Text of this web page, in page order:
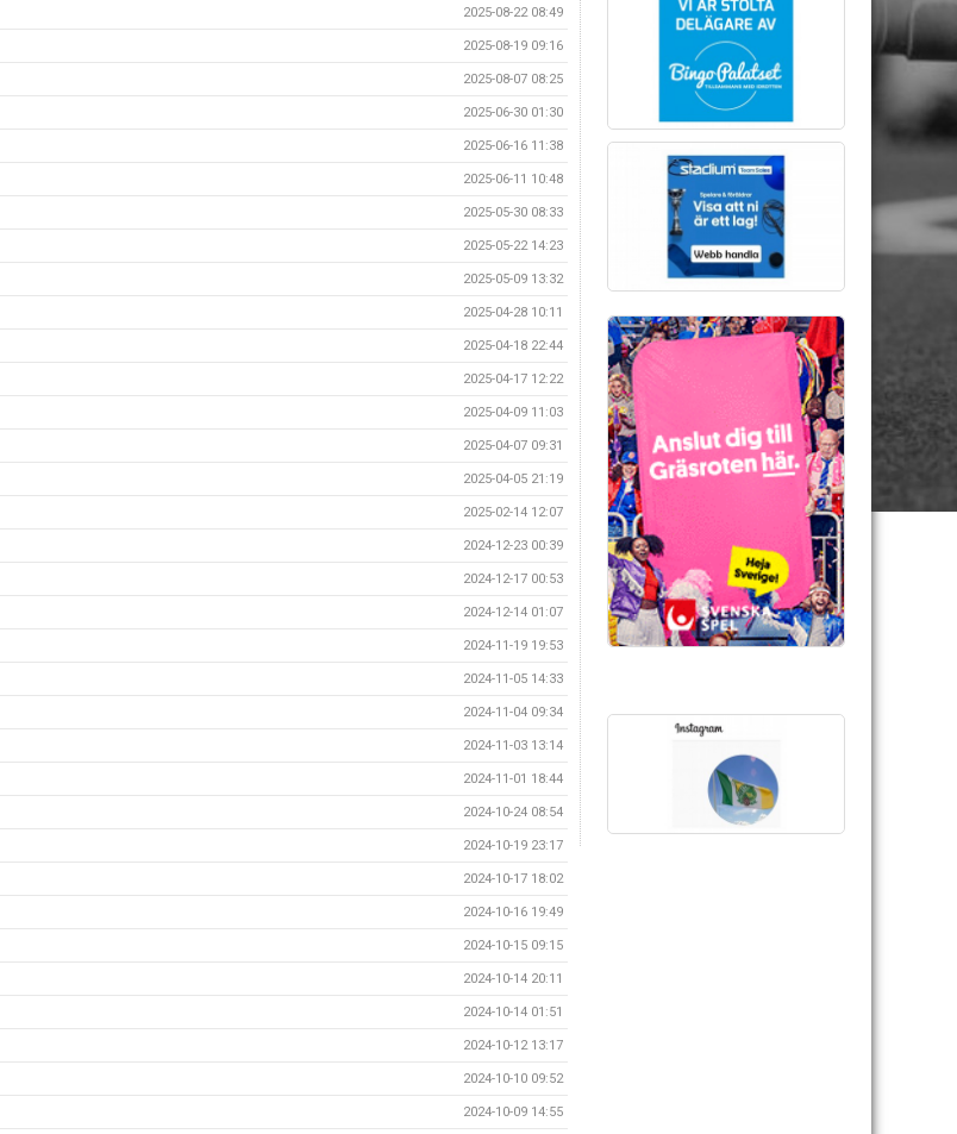
2025-08-22 08:49
2025-08-19 09:16
2025-08-07 08:25
2025-06-30 01:30
2025-06-16 11:38
2025-06-11 10:48
2025-05-30 08:33
2025-05-22 14:23
2025-05-09 13:32
2025-04-28 10:11
2025-04-18 22:44
2025-04-17 12:22
2025-04-09 11:03
2025-04-07 09:31
2025-04-05 21:19
2025-02-14 12:07
2024-12-23 00:39
2024-12-17 00:53
2024-12-14 01:07
2024-11-19 19:53
2024-11-05 14:33
2024-11-04 09:34
2024-11-03 13:14
2024-11-01 18:44
2024-10-24 08:54
2024-10-19 23:17
2024-10-17 18:02
2024-10-16 19:49
2024-10-15 09:15
2024-10-14 20:11
2024-10-14 01:51
2024-10-12 13:17
2024-10-10 09:52
2024-10-09 14:55